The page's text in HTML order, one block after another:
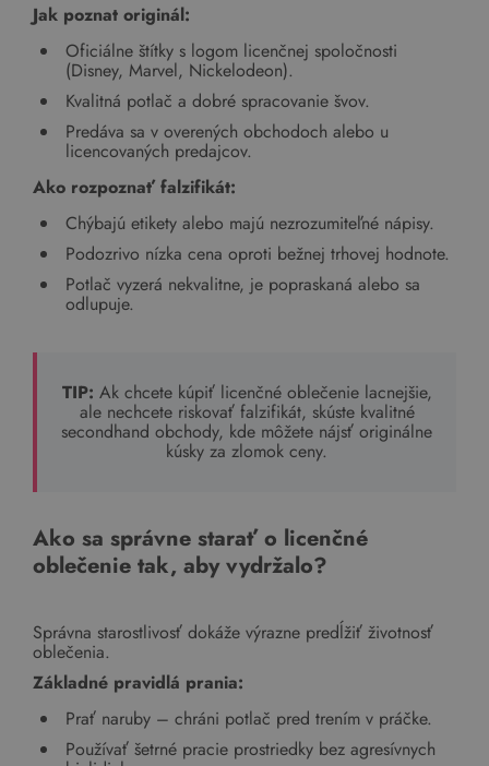
Jak poznat originál:
Oficiálne štítky s logom licenčnej spoločnosti
(Disney, Marvel, Nickelodeon).
Kvalitná potlač a dobré spracovanie švov.
Predáva sa v overených obchodoch alebo u
licencovaných predajcov.
Ako rozpoznať falzifikát:
Chýbajú etikety alebo majú nezrozumiteľné nápisy.
Podozrivo nízka cena oproti bežnej trhovej hodnote.
Potlač vyzerá nekvalitne, je popraskaná alebo sa
odlupuje.
TIP: Ak chcete kúpiť licenčné oblečenie lacnejšie,
ale nechcete riskovať falzifikát, skúste kvalitné
secondhand obchody, kde môžete nájsť originálne
kúsky za zlomok ceny.
Ako sa správne starať o licenčné
oblečenie tak, aby vydržalo?
Správna starostlivosť dokáže výrazne predĺžiť životnosť
oblečenia.
Základné pravidlá prania:
Prať naruby – chráni potlač pred trením v práčke.
Používať šetrné pracie prostriedky bez agresívnych